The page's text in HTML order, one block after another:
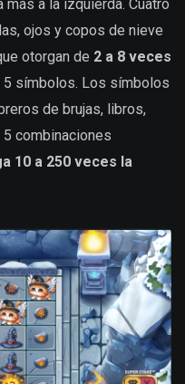
más a la izquierda. Cuatro
ojos y copos de nieve
otorgan de 2 a 8 veces
5 símbolos. Los símbolos
de brujas, libros,
combinaciones
10 a 250 veces la